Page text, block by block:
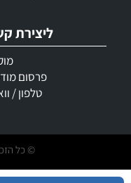
ליצירת
פרסום
טלפון /
© כל